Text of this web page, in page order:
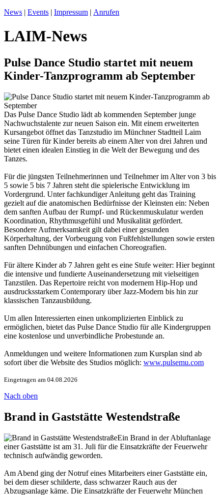
News | Events | Impressum | Anrufen
LAIM-News
Pulse Dance Studio startet mit neuem
Kinder-Tanzprogramm ab September
Das Pulse Dance Studio lädt ab kommenden September junge
Nachwuchstalente zur neuen Saison ein. Mit einem erweiterten
Kursangebot öffnet das Tanzstudio im Münchner Stadtteil Laim
seine Türen für Kinder bereits ab einem Alter von drei Jahren und
bietet einen idealen Einstieg in die Welt der Bewegung und des
Tanzes.
Für die jüngsten Teilnehmerinnen und Teilnehmer im Alter von 3 bis
5 sowie 5 bis 7 Jahren steht die spielerische Entwicklung im
Vordergrund. Unter fachkundiger Anleitung geht das Training
gezielt auf die anatomischen Bedürfnisse der Kleinsten ein: Neben
dem sanften Aufbau der Rumpf- und Rückenmuskulatur werden
Koordination, Rhythmusgefühl und Musikalität gefördert.
Besondere Aufmerksamkeit gilt dabei einer gesunden
Körperhaltung, der Vorbeugung von Fußfehlstellungen sowie ersten
sanften Dehnübungen und einfachen Choreografien.
Für ältere Kinder ab 7 Jahren geht es eine Stufe weiter: Hier beginnt
die intensive und fundierte Auseinandersetzung mit vielseitigen
Tanzstilen. Das Repertoire reicht von modernem Hip-Hop und
ausdrucksstarkem Contemporary über Jazz-Modern bis hin zur
klassischen Tanzausbildung.
Um allen Interessierten einen unkomplizierten Einblick zu
ermöglichen, bietet das Pulse Dance Studio für alle Kindergruppen
eine kostenlose und unverbindliche Probestunde an.
Anmeldungen und weitere Informationen zum Kursplan sind ab
sofort über die Website des Studios möglich: www.pulsemu.com
Eingetragen am 04.08.2026
Nach oben
Brand in Gaststätte Westendstraße
Ein Brand in der Abluftanlage
einer Gaststätte ist am 31. Juli für die Einsatzkräfte der Feuerwehr
technisch aufwändig geworden.
Am Abend ging der Notruf eines Mitarbeiters einer Gaststätte ein,
bei dem dieser schilderte, dass schwarzer Rauch aus der
Abzugsanlage käme. Die Einsatzkräfte der Feuerwehr München